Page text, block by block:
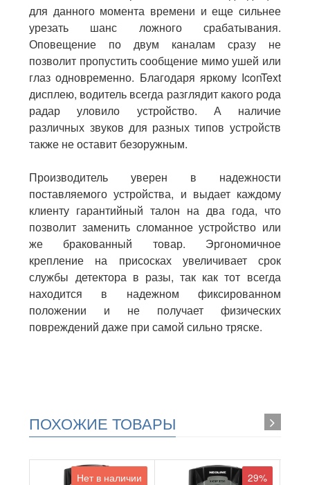
для данного момента времени и еще сильнее
урезать шанс ложного срабатывания.
Оповещение по двум каналам сразу не
позволит пропустить сообщение мимо ушей или
глаз одновременно. Благодаря яркому IconText
дисплею, водитель всегда разглядит какого рода
радар уловило устройство. А наличие
различных звуков для разных типов устройств
также не оставит безоружным.
Производитель уверен в надежности
поставляемого устройства, и выдает каждому
клиенту гарантийный талон на два года, что
позволит заменить сломанное устройство или
же бракованный товар. Эргономичное
крепление на присосках увеличивает срок
службы детектора в разы, так как тот всегда
находится в надежном фиксированном
положении и не получает физических
повреждений даже при самой сильно тряске.
ПОХОЖИЕ ТОВАРЫ
Нет в наличии 29%